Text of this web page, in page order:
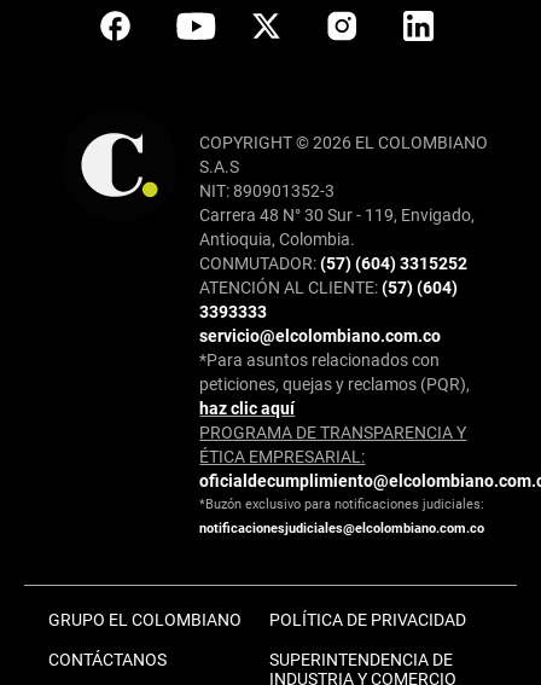
COPYRIGHT © 2026 EL COLOMBIANO
S.A.S
NIT: 890901352-3
Carrera 48 N° 30 Sur - 119, Envigado,
Antioquia, Colombia.
CONMUTADOR:(57) (604) 3315252
ATENCIÓN AL CLIENTE:(57) (604)
3393333
servicio@elcolombiano.com.co
*Para asuntos relacionados con
peticiones, quejas y reclamos (PQR),
haz clic aquí
PROGRAMA DE TRANSPARENCIA Y
ÉTICA EMPRESARIAL:
*Buzón exclusivo para notificaciones judiciales:
notificacionesjudiciales@elcolombiano.com.co
GRUPO EL COLOMBIANO
CONTÁCTANOS
POLÍTICA DE PRIVACIDAD
SUPERINTENDENCIA DE
INDUSTRIA Y COMERCIO